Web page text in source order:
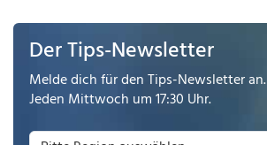
Der Tips-Newsletter
Melde dich für den Tips-Newsletter an.
Jeden Mittwoch um 17:30 Uhr.